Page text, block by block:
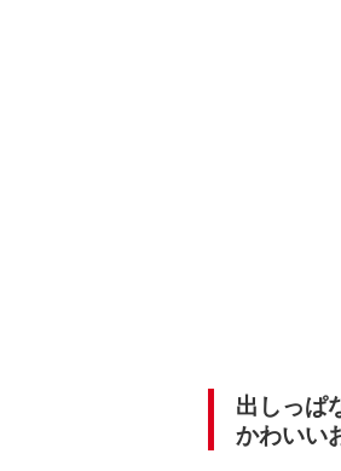
出しっぱ
かわいい